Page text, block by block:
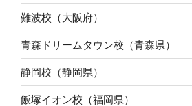
難波校（大阪府）
青森ドリームタウン校（青森県）
静岡校（静岡県）
飯塚イオン校（福岡県）